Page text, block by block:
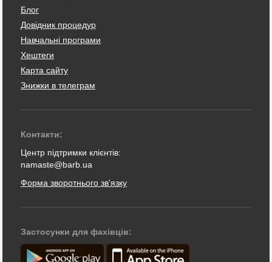
Блог
Довідник процедур
Навчальні програми
Хештеги
Карта сайту
Знижки в телеграм
Контакти:
Центр підтримки клієнтів:
namaste@barb.ua
Форма зворотнього зв'язку
Застосунки для фахівців: